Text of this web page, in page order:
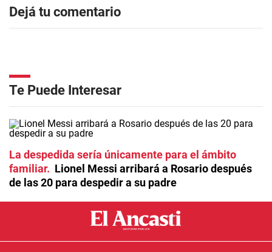
Dejá tu comentario
Te Puede Interesar
La despedida sería únicamente para el ámbito
familiar
Lionel Messi arribará a Rosario después
de las 20 para despedir a su padre